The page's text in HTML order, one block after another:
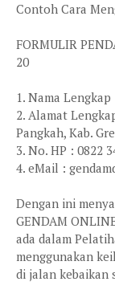
Contoh Cara
FORMULIR
20
1. Nama
2. Alamat
Pangkah, Kab.
3. No. HP : 0822
4. eMail :
Dengan ini
GENDAM
ada dalam
menggunakan
di jalan kebaikan